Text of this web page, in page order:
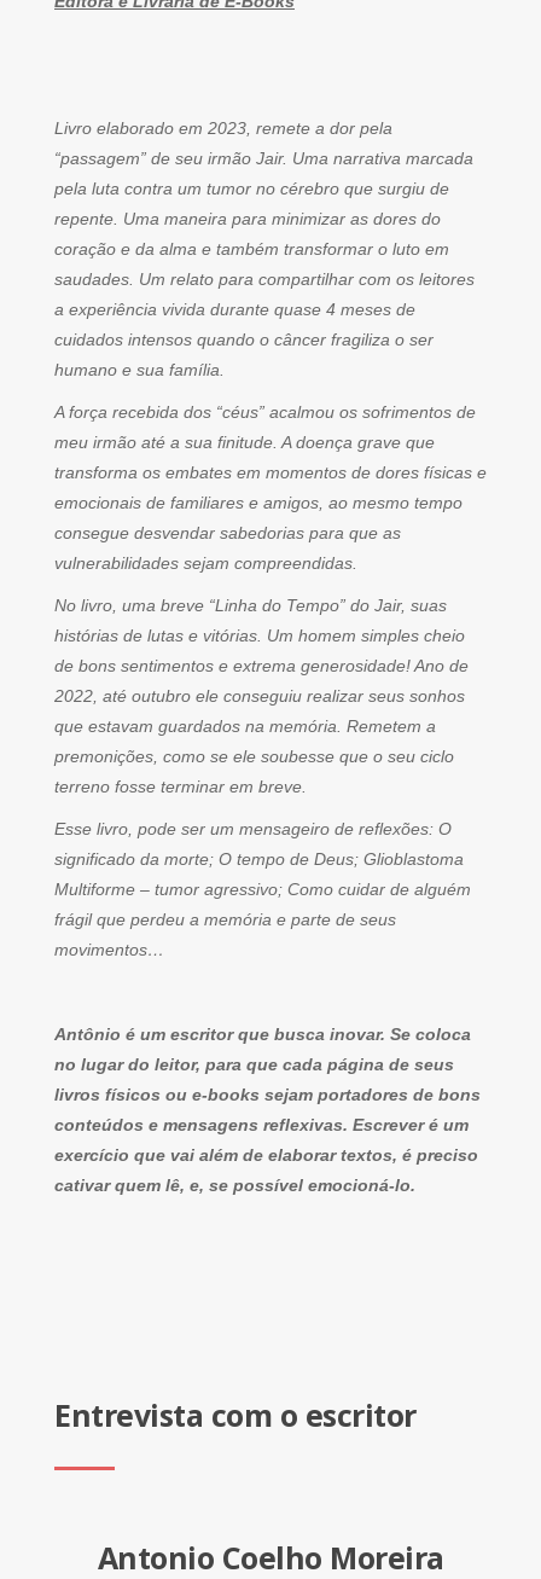
Livro elaborado em 2023, remete a dor pela
“passagem” de seu irmão Jair. Uma narrativa marcada
pela luta contra um tumor no cérebro que surgiu de
repente. Uma maneira para minimizar as dores do
coração e da alma e também transformar o luto em
saudades. Um relato para compartilhar com os leitores
a experiência vivida durante quase 4 meses de
cuidados intensos quando o câncer fragiliza o ser
humano e sua família.
A força recebida dos “céus” acalmou os sofrimentos de
meu irmão até a sua finitude. A doença grave que
transforma os embates em momentos de dores físicas e
emocionais de familiares e amigos, ao mesmo tempo
consegue desvendar sabedorias para que as
vulnerabilidades sejam compreendidas.
No livro, uma breve “Linha do Tempo” do Jair, suas
histórias de lutas e vitórias. Um homem simples cheio
de bons sentimentos e extrema generosidade! Ano de
2022, até outubro ele conseguiu realizar seus sonhos
que estavam guardados na memória. Remetem a
premonições, como se ele soubesse que o seu ciclo
terreno fosse terminar em breve.
Esse livro, pode ser um mensageiro de reflexões: O
significado da morte; O tempo de Deus; Glioblastoma
Multiforme – tumor agressivo; Como cuidar de alguém
frágil que perdeu a memória e parte de seus
movimentos…
Antônio é um escritor que busca inovar. Se coloca
no lugar do leitor, para que cada página de seus
livros físicos ou e-books sejam portadores de bons
conteúdos e mensagens reflexivas. Escrever é um
exercício que vai além de elaborar textos, é preciso
cativar quem lê, e, se possível emocioná-lo.
Entrevista com o escritor
Antonio Coelho Moreira